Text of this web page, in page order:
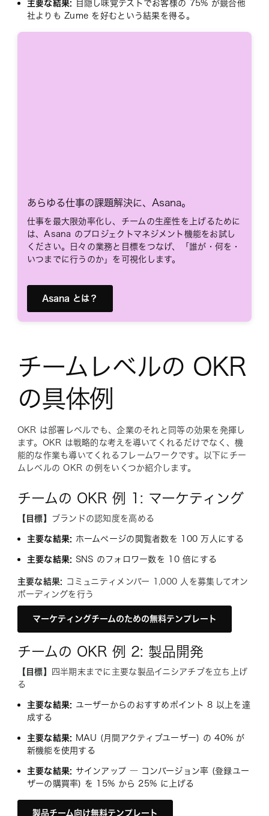
主要な結果: 目隠し味覚テストでお客様の 75% が競合他
社よりも Zume を好むという結果を得る。
あらゆる仕事の課題解決に、Asana。
仕事を最大限効率化し、チームの生産性を上げるために
は、Asana のプロジェクトマネジメント機能をお試し
ください。日々の業務と目標をつなげ、「誰が・何を・
いつまでに行うのか」を可視化します。
Asana とは？
チームレベルの OKR
の具体例
OKR は部署レベルでも、企業のそれと同等の効果を発揮し
ます。OKR は戦略的な考えを導いてくれるだけでなく、機
能的な作業も導いてくれるフレームワークです。以下にチー
ムレベルの OKR の例をいくつか紹介します。
チームの OKR 例 1: マーケティング
【目標】 ブランドの認知度を高める
主要な結果: ホームページの閲覧者数を 100 万人にする
主要な結果: SNS のフォロワー数を 10 倍にする
主要な結果: コミュニティメンバー 1,000 人を募集してオン
ボーディングを行う
マーケティングチームのための無料テンプレート
チームの OKR 例 2: 製品開発
【目標】
四半期末までに主要な製品イニシアチブを立ち上げ
る
主要な結果: ユーザーからのおすすめポイント 8 以上を達
成する
主要な結果: MAU (月間アクティブユーザー) の 40% が
新機能を使用する
主要な結果: サインアップ ― コンバージョン率 (登録ユー
ザーの購買率) を 15% から 25% に上げる
製品チーム向け無料テンプレート